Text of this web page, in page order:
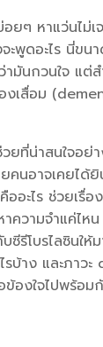
ยๆ หาแว่นไม่เ
พูดอะไร นี่ขนา
ามันกวนใจ แต่
งเสื่อม
ยที่น่าสนใจอย่า
คนอาจเคยได้
อะไร ช่วยเรื่
วามจำแค่ไหน
บซีรีโบรไลซินให้
บ้าง และภาวะ
ข้องใจไปพร้อม